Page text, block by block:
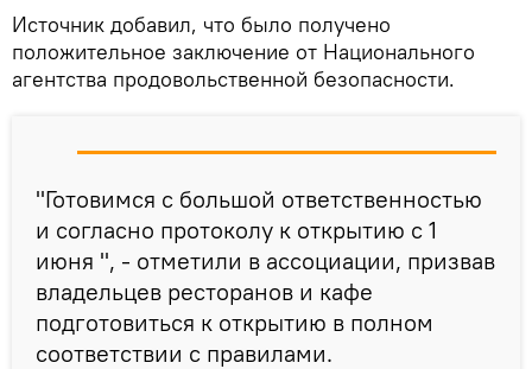
Источник добавил, что было получено
положительное заключение от Национального
агентства продовольственной безопасности.
"Готовимся с большой ответственностью
и согласно протоколу к открытию с 1
июня ", - отметили в ассоциации, призвав
владельцев ресторанов и кафе
подготовиться к открытию в полном
соответствии с правилами.